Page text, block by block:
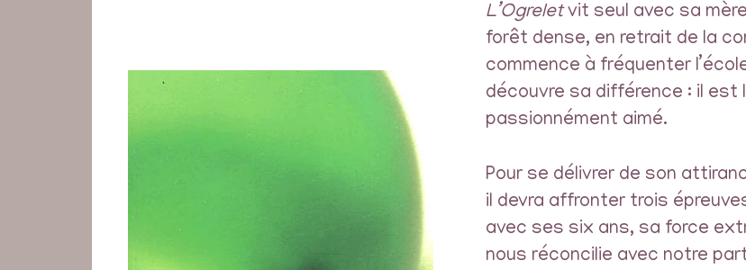
L’Ogreletvit seul avec sa
forêt dense, en retrait de la
commence à fréquenter
découvre sa différence : il est
passionnément aimé.
Pour se délivrer de son
il devra affronter trois
avec ses six ans, sa force
nous réconcilie avec notre